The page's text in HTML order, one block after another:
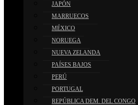
JAPÓN
MARRUECOS
MÉXICO
NORUEGA
NUEVA ZELANDA
PAÍSES BAJOS
PERÚ
PORTUGAL
REPÚBLICA DEM. DEL CONGO